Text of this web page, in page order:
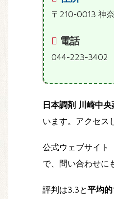
〒210-0013 神
電話
044-223-3402
日本調剤 川崎中央
います。アクセス
公式ウェブサイト
で、問い合わせに
評判は3.3と平均的